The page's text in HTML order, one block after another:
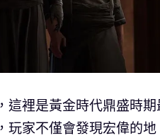
這裡是黃金時代鼎盛時期
玩家不僅會發現宏偉的地